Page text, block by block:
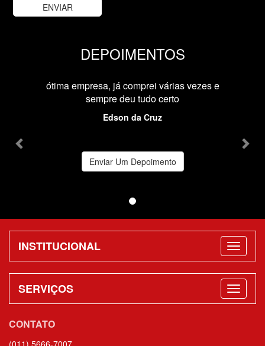
Edson da Cruz
Enviar Um Depoimento
INSTITUCIONAL